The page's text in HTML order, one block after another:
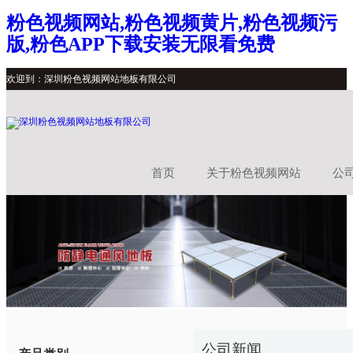
粉色视频网站,粉色视频黄片,粉色视频污
版,粉色APP下载安装无限看免费
欢迎到：深圳粉色视频网站地板有限公司
首页 关于粉色视频网站 公
公司新闻